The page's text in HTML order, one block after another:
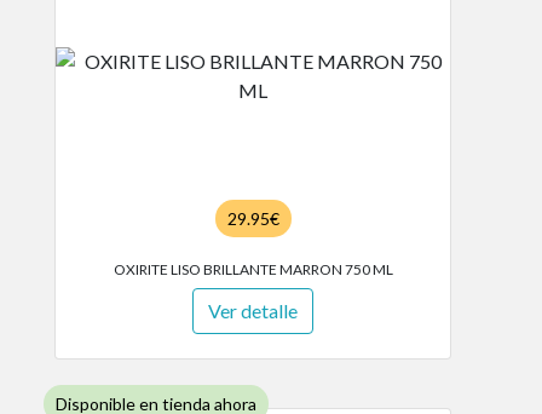
29.95€
OXIRITE LISO BRILLANTE MARRON 750 ML
Ver detalle
Disponible en tienda ahora